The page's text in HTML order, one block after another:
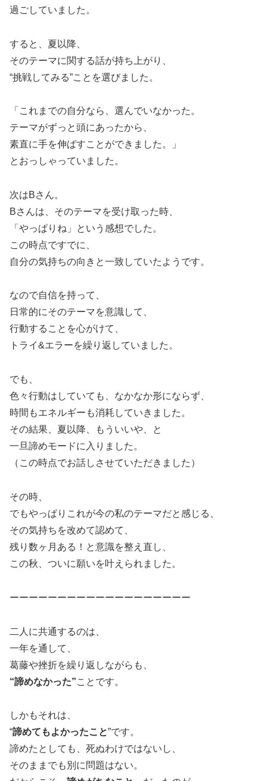
過ごしていました。
すると、夏以降、
そのテーマに関する話が持ち上がり、
“挑戦してみる”ことを選びました。
「これまでの自分なら、選んでいなかった。
テーマがずっと頭にあったから、
素直に手を伸ばすことができました。」
とおっしゃっていました。
次はBさん。
Bさんは、そのテーマを受け取った時、
「やっぱりね」という感想でした。
この時点ですでに、
自分の気持ちの向きと一致していたようです。
なので自信を持って、
日常的にそのテーマを意識して、
行動することを心がけて、
トライ&エラーを繰り返していました。
でも、
色々行動はしていても、なかなか形にならず、
時間もエネルギーも消耗していきました。
その結果、夏以降、もういいや、と
一旦諦めモードに入りました。
（この時点でお話しさせていただきました）
その時、
でもやっぱりこれが今の私のテーマだと感じる、
その気持ちを改めて認めて、
残り数ヶ月ある！と意識を整え直し、
この秋、ついに願いを叶えられました。
ーーーーーーーーーーーーーーーーーーー
二人に共通するのは、
一年を通して、
葛藤や挫折を繰り返しながらも、
“諦めなかった”ことです。
しかもそれは、
“諦めてもよかったこと”です。
諦めたとしても、死ぬわけではないし、
そのままでも別に問題はない。